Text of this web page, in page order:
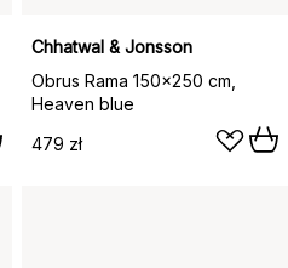
Chhatwal & Jonsson
Obrus Rama 150x250 cm,
Heaven blue
479 zł